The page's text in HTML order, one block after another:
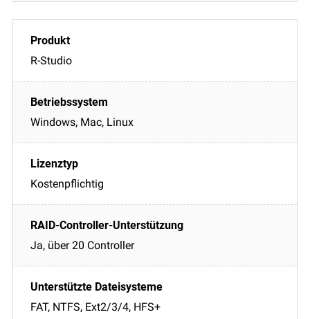
R-Studio
Windows, Mac, Linux
Kostenpflichtig
Ja, über 20 Controller
FAT, NTFS, Ext2/3/4, HFS+